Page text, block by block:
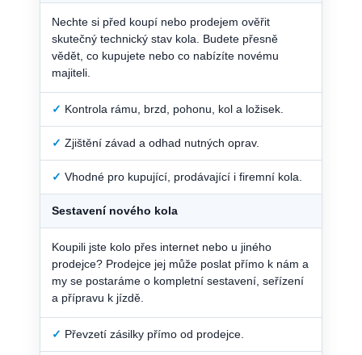
Nechte si před koupí nebo prodejem ověřit
skutečný technický stav kola. Budete přesně
vědět, co kupujete nebo co nabízíte novému
majiteli.
✓ Kontrola rámu, brzd, pohonu, kol a ložisek.
✓ Zjištění závad a odhad nutných oprav.
✓ Vhodné pro kupující, prodávající i firemní kola.
Sestavení nového kola
Koupili jste kolo přes internet nebo u jiného
prodejce? Prodejce jej může poslat přímo k nám a
my se postaráme o kompletní sestavení, seřízení
a přípravu k jízdě.
✓ Převzetí zásilky přímo od prodejce.